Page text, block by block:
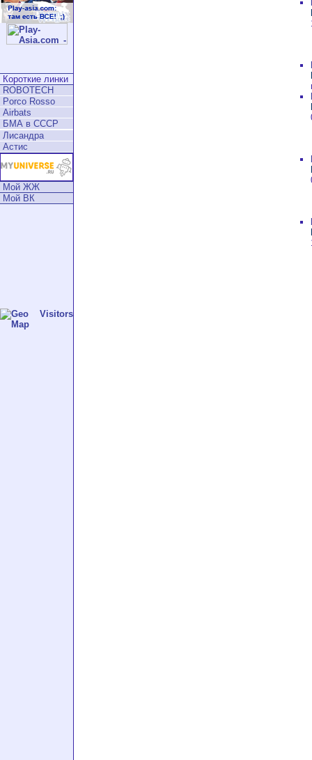
Короткие линки
ROBOTECH
Porco Rosso
Airbats
БМА в СССР
Лисандра
Астис
Мой ЖЖ
Мой ВК